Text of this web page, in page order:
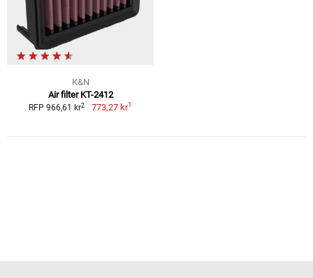
K&N
Air filter KT-2412
RFP 966,61 kr2 773,27 kr1